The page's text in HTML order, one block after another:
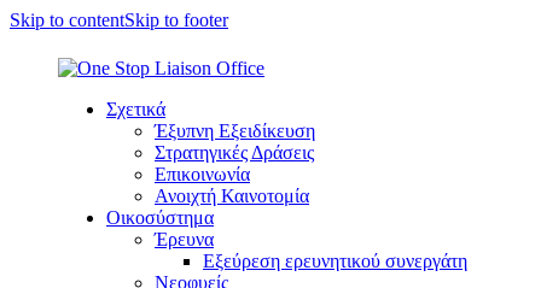
Skip to contentSkip to footer
Σχετικά
Έξυπνη Εξειδίκευση
Στρατηγικές Δράσεις
Επικοινωνία
Ανοιχτή Καινοτομία
Οικοσύστημα
Έρευνα
Εξεύρεση ερευνητικού συνεργάτη
Νεοφυείς